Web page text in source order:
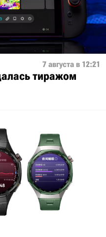
7 августа в 12:21
тиражом